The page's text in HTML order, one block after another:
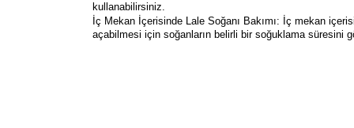
kullanabilirsiniz.
İç Mekan İçerisinde Lale Soğanı Bakımı: İç mekan
açabilmesi için soğanların belirli bir soğuklama süresini